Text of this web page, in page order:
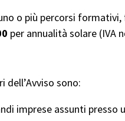
o più percorsi
per annualità solare (IVA
dell’Avviso sono:
imprese assunti